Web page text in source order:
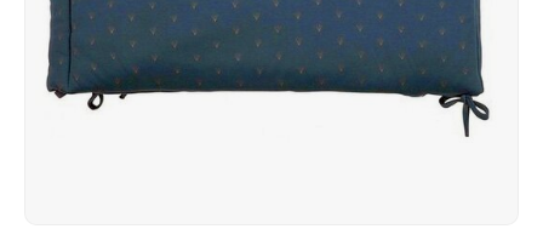
Schlittschuhlaufen
Kissen & Bettwäsche
Lampen & Beleuchtung
Polski